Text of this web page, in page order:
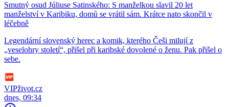
Smutný osud Júliuse Satinského: S manželkou slavil 20 let
manželství v Karibiku, domů se vrátil sám. Krátce nato skončil v
léčebně
Legendární slovenský herec a komik, kterého Češi milují z
„veselohry století“, přišel při karibské dovolené o ženu. Pak přišel o
sebe.
VIPživot.cz
dnes, 09:34